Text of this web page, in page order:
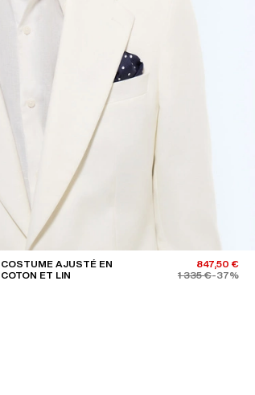
RÉINITIALISER LES FILTRES
COSTUME AJUSTÉ EN
COTON ET LIN
847,50 €
1 335 €-37%